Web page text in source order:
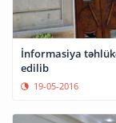
İnformasiya
edilib
19-05-2016